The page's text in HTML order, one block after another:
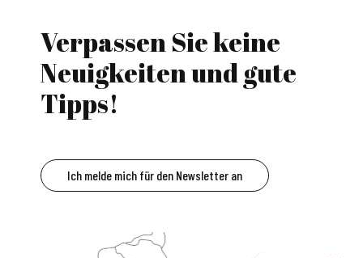
Verpassen Sie keine
Neuigkeiten und gute
Tipps!
Ich melde mich für den Newsletter an